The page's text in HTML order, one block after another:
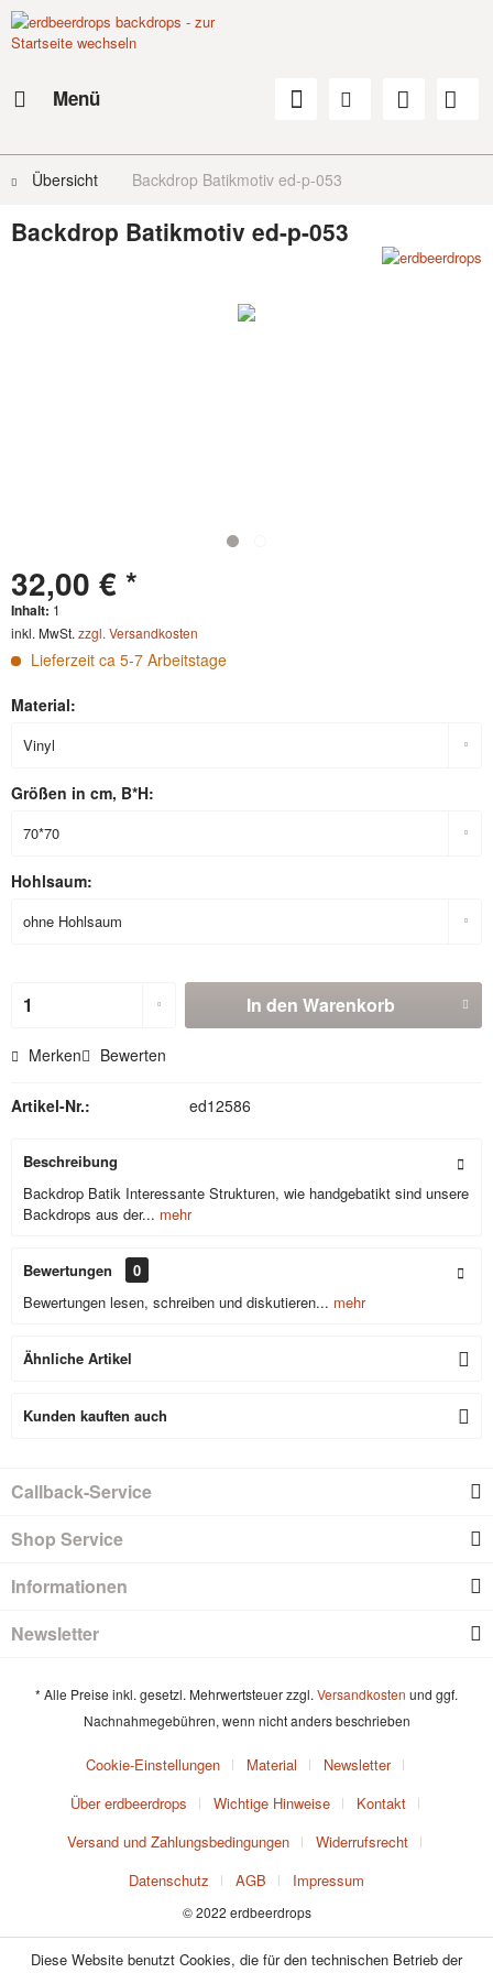
Menü
Übersicht Backdrop Batikmotiv ed-p-053
Backdrop Batikmotiv ed-p-053
32,00 € *
Inhalt: 1
inkl. MwSt. zzgl. Versandkosten
Lieferzeit ca 5-7 Arbeitstage
Material:
Größen in cm, B*H:
Hohlsaum:
In den Warenkorb
Merken Bewerten
Artikel-Nr.: ed12586
Beschreibung
Backdrop Batik Interessante Strukturen, wie handgebatikt sind unsere
Backdrops aus der... mehr
Bewertungen
0
Bewertungen lesen, schreiben und diskutieren... mehr
Ähnliche Artikel
Kunden kauften auch
Callback-Service
Shop Service
Informationen
Newsletter
* Alle Preise inkl. gesetzl. Mehrwertsteuer zzgl. Versandkosten und ggf.
Nachnahmegebühren, wenn nicht anders beschrieben
Cookie-Einstellungen Material
Newsletter
Über erdbeerdrops
Wichtige Hinweise
Kontakt
Versand und Zahlungsbedingungen
Widerrufsrecht
Datenschutz
AGB Impressum
© 2022 erdbeerdrops
Diese Website benutzt Cookies, die für den technischen Betrieb der